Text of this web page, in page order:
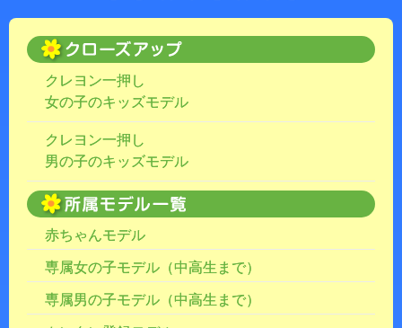
クレヨン一押し
女の子のキッズモデル
クレヨン一押し
男の子のキッズモデル
赤ちゃんモデル
専属女の子モデル（中高生まで）
専属男の子モデル（中高生まで）